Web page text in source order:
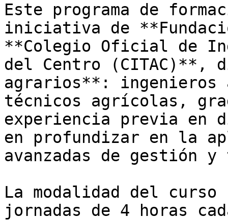
Este programa de
iniciativa de
**Colegio Oficial de
del Centro (CITAC)**,
agrarios**: ingenieros
técnicos agrícolas,
experiencia previa en
en profundizar en la
avanzadas de gestión
La modalidad del
jornadas de 4 horas